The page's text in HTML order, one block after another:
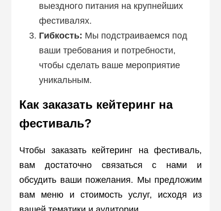
выездного питания на крупнейших
фестивалях.
Гибкость: Мы подстраиваемся под
ваши требования и потребности,
чтобы сделать ваше мероприятие
уникальным.
Как заказать кейтеринг на
фестиваль?
Чтобы заказать кейтеринг на фестиваль,
вам достаточно связаться с нами и
обсудить ваши пожелания. Мы предложим
вам меню и стоимость услуг, исходя из